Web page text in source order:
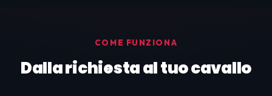
COME FUNZIONA
Dalla richiesta al tuo cavallo